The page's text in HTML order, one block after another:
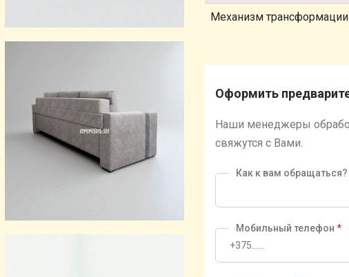
Механизм трансформации
Оформить
Наши менеджеры
свяжутся с Вами.
Как к вам обращаться?
Мобильный телефон *